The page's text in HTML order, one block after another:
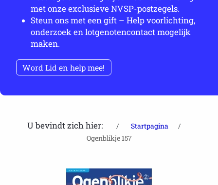
met onze exclusieve NVSP-postzegels.
Steun ons met een gift – Help voorlichting,
onderzoek en lotgenotencontact mogelijk
maken.
Word Lid en help mee!
U bevindt zich hier:
Startpagina
Ogenblikje 157